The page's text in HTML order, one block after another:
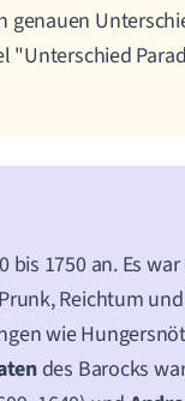
genauen
"Unterschied
bis 1750 an. Es
Reichtum
wie
des Barocks